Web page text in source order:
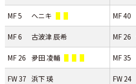
MF 5 ヘニキ MF 40
MF 6 古波津 辰希 MF 26
MF 26 夛田 凌輔 MF 35
FW 37 浜下 瑛 FW 24